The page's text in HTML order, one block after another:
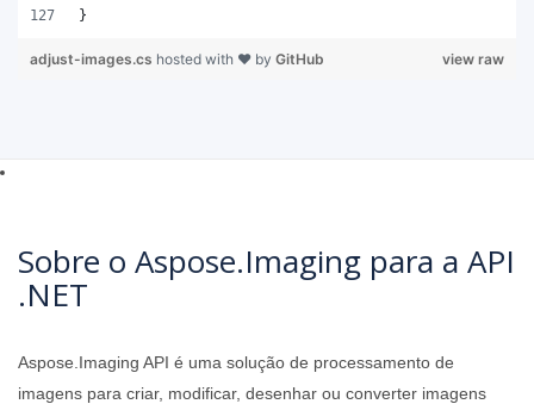
}
view raw
adjust-images.cs hosted with ❤ by GitHub
Sobre o Aspose.Imaging para a API
.NET
Aspose.Imaging API é uma solução de processamento de
imagens para criar, modificar, desenhar ou converter imagens